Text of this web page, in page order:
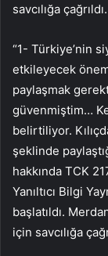
savcılığa çağrıldı.
“1- Türkiye’nin
etkileyecek
paylaşmak
güvenmiştim…
belirtiliyor.
şeklinde
hakkında TCK
Yanıltıcı Bilgi
başlatıldı.
için savcılığa